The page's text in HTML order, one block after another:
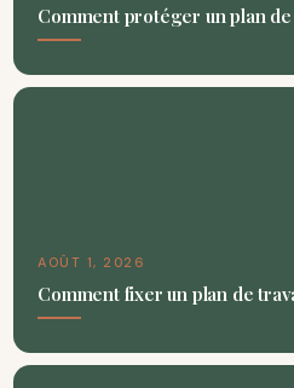
Comment protéger un plan
AOÛT 1, 2026
Comment fixer un plan de